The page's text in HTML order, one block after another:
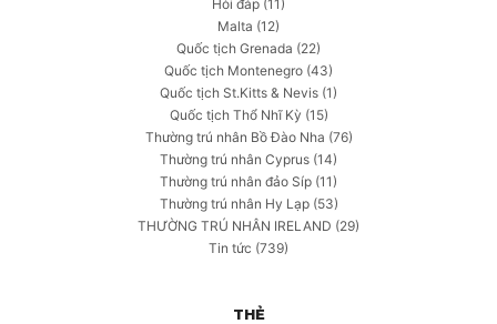
Hỏi đáp (11)
Malta (12)
Quốc tịch Grenada (22)
Quốc tịch Montenegro (43)
Quốc tịch St.Kitts & Nevis (1)
Quốc tịch Thổ Nhĩ Kỳ (15)
Thường trú nhân Bồ Đào Nha (76)
Thường trú nhân Cyprus (14)
Thường trú nhân đảo Síp (11)
Thường trú nhân Hy Lạp(53)
THƯỜNG TRÚ NHÂN IRELAND (29)
Tin tức (739)
THẺ